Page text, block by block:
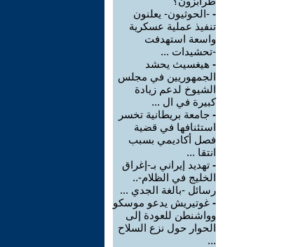
- -الحوثيون- يعلنون
تنفيذ عملية عسكرية
واسعة استهدفت
-تحشيدات ...
- هيغسيث يحشد
الجمهوريين في مجلس
الشيوخ لدعم زيادة
كبيرة في ال ...
- جامعة بريطانية تخسر
استئنافها في قضية
فصل أكاديمي بسبب
انتقا ...
- تهديد إيراني بـ-إغراق
الخليج في الظلام-..
رسائل -بالغة الجدي ...
- غوتيريش يدعو موسكو
وواشنطن للعودة إلى
الحوار حول نزع السلاح
...